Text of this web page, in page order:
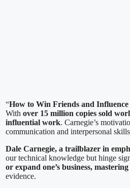
“How to Win Friends and Influence
With over 15 million copies sold
influential work. Carnegie’s
communication and interpersonal
Dale Carnegie, a trailblazer in
our technical knowledge but hinge
or expand one’s business,
evidence.